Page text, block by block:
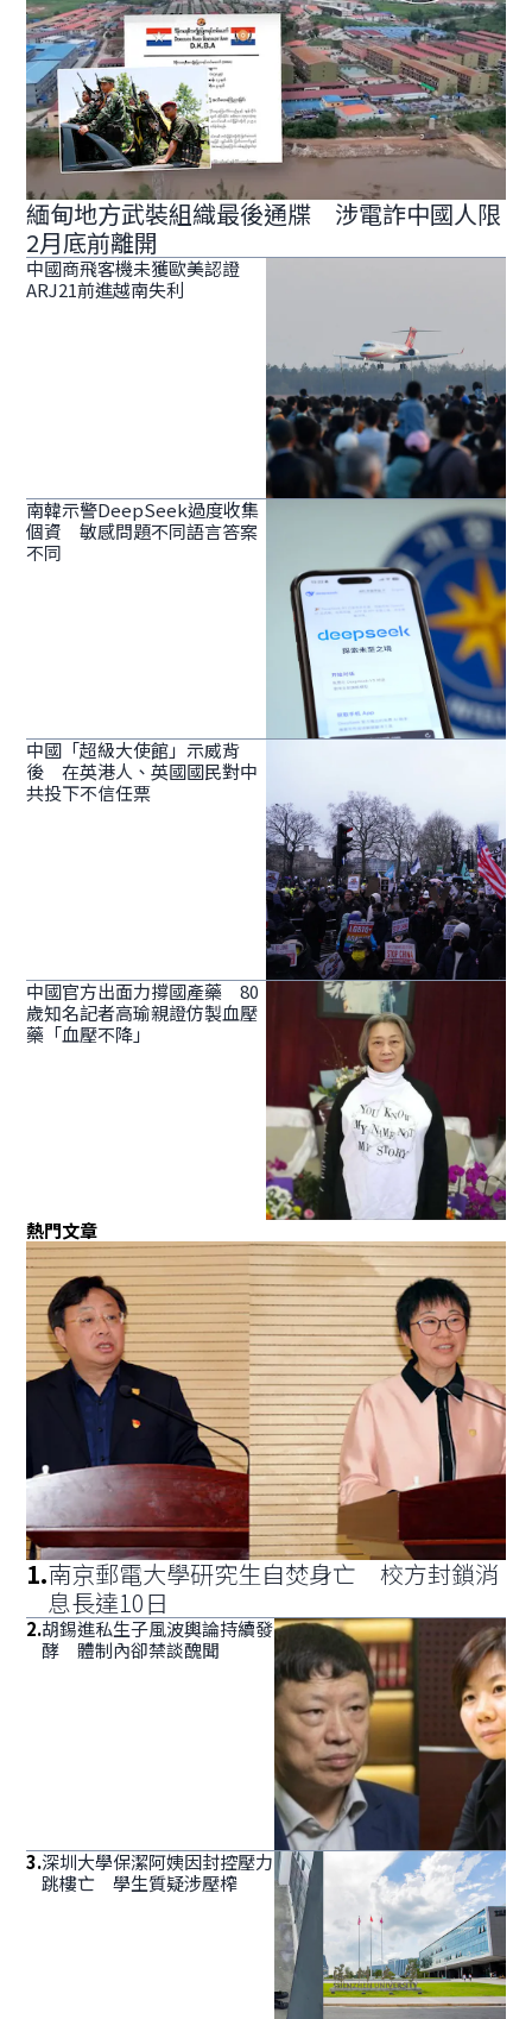
緬甸地方武裝組織最後通牒 涉電詐中國人限
2月底前離開
中國商飛客機未獲歐美認證
ARJ21前進越南失利
南韓示警DeepSeek過度收集
個資 敏感問題不同語言答案
不同
中國「超級大使館」示威背
後 在英港人、英國國民對中
共投下不信任票
中國官方出面力撐國產藥 80
歲知名記者高瑜親證仿製血壓
藥「血壓不降」
熱門文章
1.南京郵電大學研究生自焚身亡 校方封鎖消
息長達10日
2.胡錫進私生子風波輿論持續發
酵 體制內卻禁談醜聞
3.深圳大學保潔阿姨因封控壓力
跳樓亡 學生質疑涉壓榨